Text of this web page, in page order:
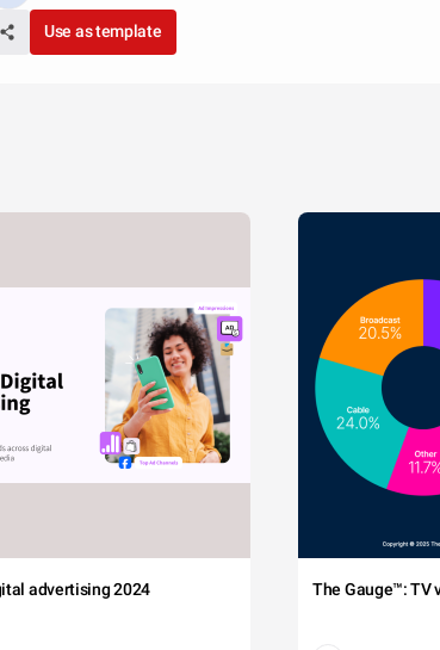
Use as template
advertising 2024 The Gauge™: TV